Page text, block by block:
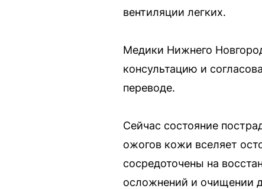
вентиляции легких.
Медики Нижнего
консультацию и
переводе.
Сейчас состояние
ожогов кожи вселяет
сосредоточены на
осложнений и очищении